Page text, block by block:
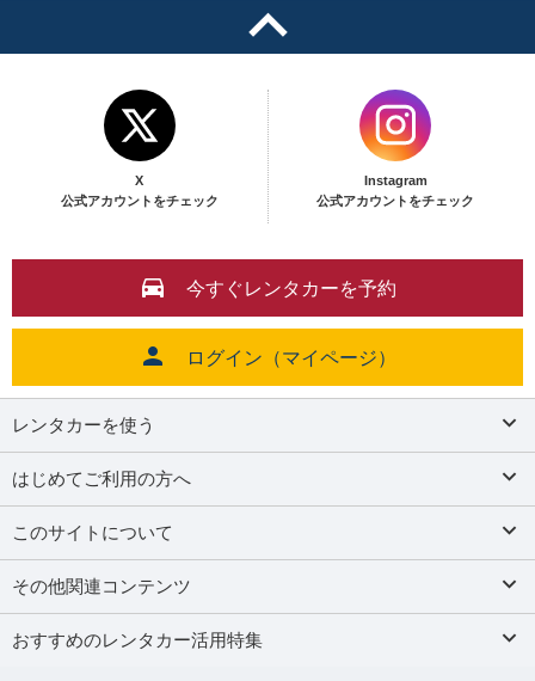
X
公式アカウントをチェック
Instagram
公式アカウントをチェック
今すぐレンタカーを予約
ログイン（マイページ）
レンタカーを使う
はじめてご利用の方へ
このサイトについて
その他関連コンテンツ
おすすめのレンタカー活用特集